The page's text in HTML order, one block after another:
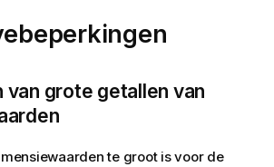
van grote getallen van
te groot is voor de